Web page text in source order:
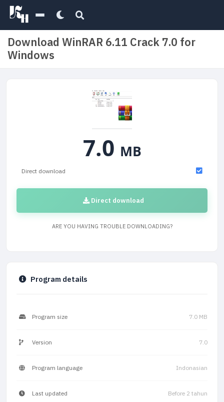
Download WinRAR 6.11 Crack 7.0 for
Windows
7.0 MB
Direct download
Direct download
ARE YOU HAVING TROUBLE DOWNLOADING?
Program details
Program size 7.0 MB
Version 7.0
Program language Indonasian
Last updated Before 2 tahun